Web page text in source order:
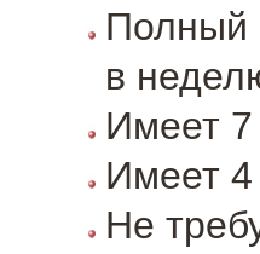
Полный
в
Имеет 7
Имеет
Не